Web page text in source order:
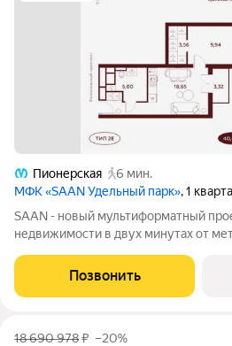
Пионерская
6 мин.
МФК «SAAN Удельный парк», 1
SAAN - новый мультиформатный
недвижимости в двух минутах от
представлены различные варианты:
просторных резиденций с
Позвонить
18 690 978₽ –20%